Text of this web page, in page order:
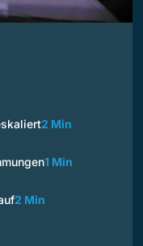
2 Min
1 Min
2 Min